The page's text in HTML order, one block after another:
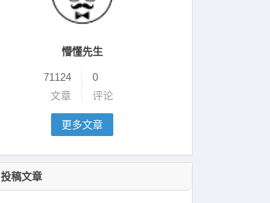
懵懂先生
71124
文章
0
评论
更多文章
投稿文章